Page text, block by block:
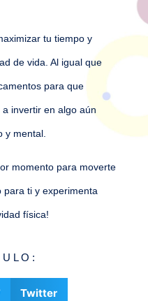
tu tiempo y
de vida. Al igual que
para que
invertir en algo aún
y mental.
momento para moverte
para ti y experimenta
física!
Twitter